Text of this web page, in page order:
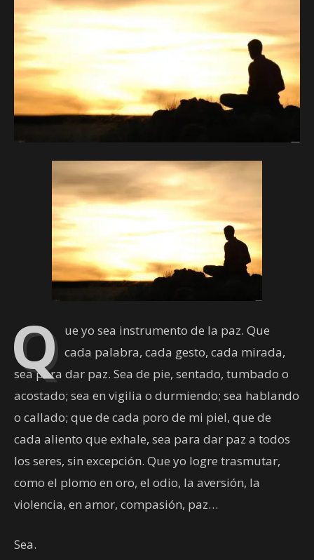
Q ue yo sea instrumento de la paz. Que
cada palabra, cada gesto, cada mirada,
sea para dar paz. Sea de pie, sentado, tumbado o
acostado; sea en vigilia o durmiendo; sea hablando
o callado; que de cada poro de mi piel, que de
cada aliento que exhale, sea para dar paz a todos
los seres, sin excepción. Que yo logre trasmutar,
como el plomo en oro, el odio, la aversión, la
violencia, en amor, compasión, paz…
Sea.